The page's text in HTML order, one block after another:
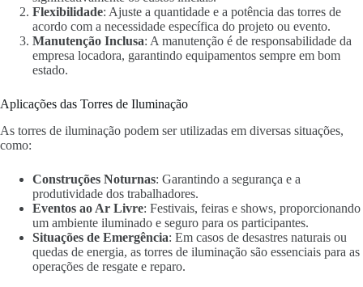
Flexibilidade: Ajuste a quantidade e a potência das torres de
acordo com a necessidade específica do projeto ou evento.
Manutenção Inclusa: A manutenção é de responsabilidade da
empresa locadora, garantindo equipamentos sempre em bom
estado.
Aplicações das Torres de Iluminação
As torres de iluminação podem ser utilizadas em diversas situações,
como:
Construções Noturnas: Garantindo a segurança e a
produtividade dos trabalhadores.
Eventos ao Ar Livre: Festivais, feiras e shows, proporcionando
um ambiente iluminado e seguro para os participantes.
Situações de Emergência: Em casos de desastres naturais ou
quedas de energia, as torres de iluminação são essenciais para as
operações de resgate e reparo.